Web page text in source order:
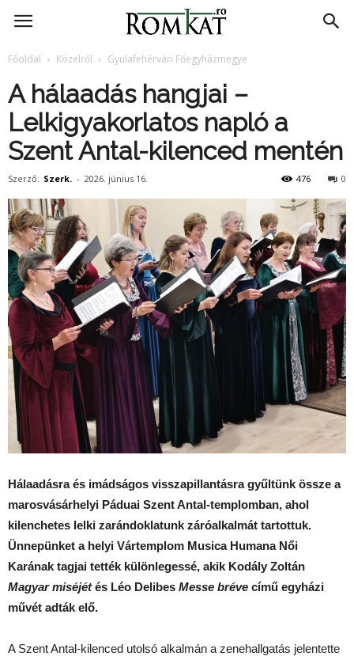
RomKat.ro
Főoldal Közelről Gyulafehérvári Főegyházmegye
A hálaadás hangjai –
Lelkigyakorlatos napló a
Szent Antal-kilenced mentén
Szerző: Szerk. - 2026. június 16. 0
476
Hálaadásra és imádságos visszapillantásra gyűltünk össze a
marosvásárhelyi Páduai Szent Antal-templomban, ahol
kilenchetes lelki zarándoklatunk záróalkalmát tartottuk.
Ünnepünket a helyi Vártemplom Musica Humana Női
Karának tagjai tették különlegessé, akik Kodály Zoltán
Magyar miséjétés Léo Delibes Messe bréve című egyházi
művét adták elő.
A Szent Antal-kilenced utolsó alkalmán a zenehallgatás jelentette